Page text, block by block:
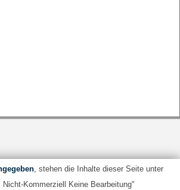
, stehen die Inhalte dieser Seite unter